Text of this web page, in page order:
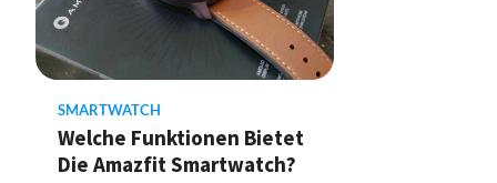
SMARTWATCH
Welche Funktionen Bietet
Die Amazfit Smartwatch?